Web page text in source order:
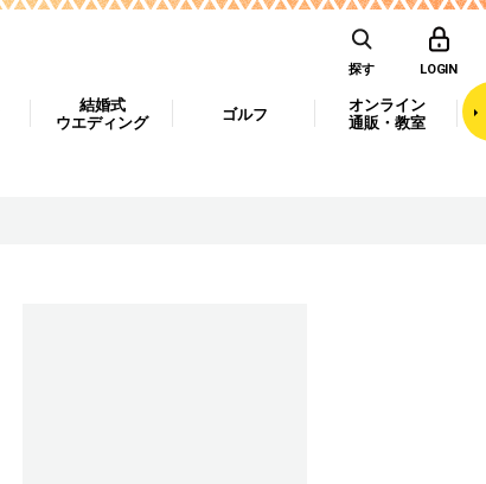
探す LOGIN
結婚式
ウエディング
ゴルフ
オンライン
通販・教室